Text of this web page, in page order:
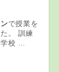
で授業を
。 訓練
学校 …